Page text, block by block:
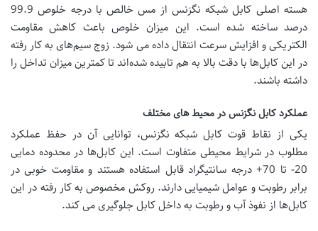
هسته اصلی کابل شبکه نگزنس از مس خالص با درجه خلوص 99.9
درصد ساخته شده است. این میزان خلوص باعث کاهش مقاومت
الکتریکی و افزایش سرعت انتقال داده می شود. زوج سیم‌های به کار رفته
در این کابل‌ها با دقت بالا به هم تابیده شده‌اند تا کمترین میزان تداخل را
داشته باشند.
عملکرد کابل نگزنس در محیط‌ های مختلف
یکی از نقاط قوت کابل شبکه نگزنس، توانایی آن در حفظ عملکرد
مطلوب در شرایط محیطی متفاوت است. این کابل‌ها در محدوده دمایی
20- تا 70+ درجه سانتیگراد قابل استفاده هستند و مقاومت خوبی در
برابر رطوبت و عوامل شیمیایی دارند. روکش مخصوص به کار رفته در این
کابل‌ها از نفوذ آب و رطوبت به داخل کابل جلوگیری می کند.